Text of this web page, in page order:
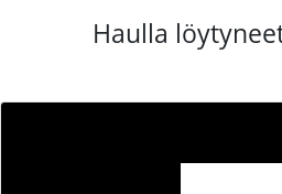
Haulla